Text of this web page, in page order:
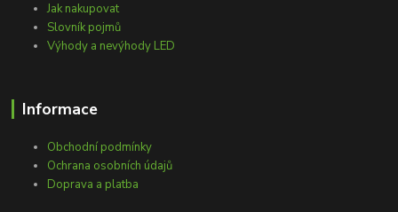
Jak nakupovat
Slovník pojmů
Výhody a nevýhody LED
Informace
Obchodní podmínky
Ochrana osobních údajů
Doprava a platba